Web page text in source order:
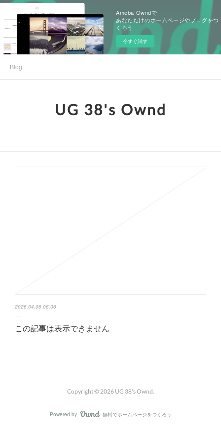
Ameba Owndで
あなただけのホームページやブログをつ
くろう
今すぐ試す
Blog
UG 38's Ownd
2026.04.06 06:06
この記事は表示できません
Copyright © 2026 UG 38's Ownd.
Powered by AmebaOwnd
無料でホームページをつくろう